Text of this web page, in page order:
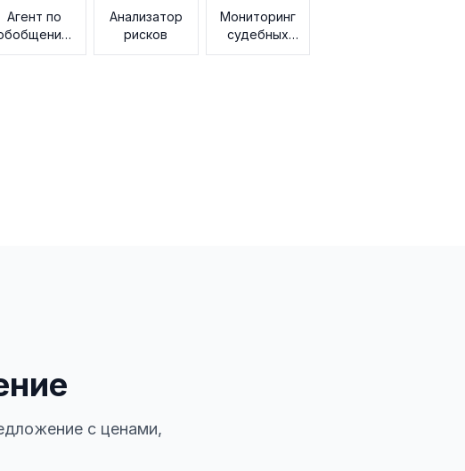
Агент по
условий
Анализатор
рисков
Мониторинг
судебных
разбирательств
с ценами,